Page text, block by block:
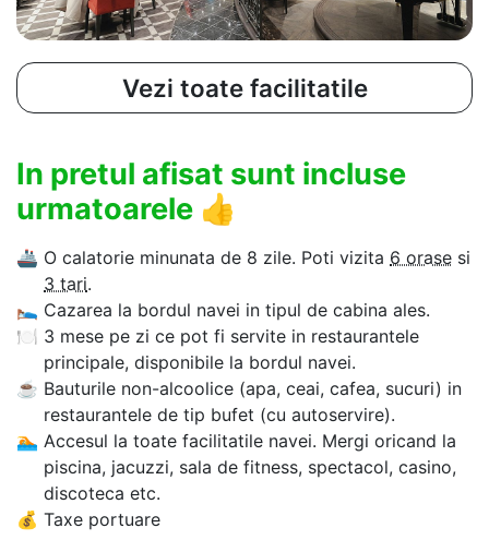
Vezi toate facilitatile
In pretul afisat sunt incluse
urmatoarele 👍
🚢 O calatorie minunata de 8 zile. Poti vizita 6 orase si
3 tari.
🛌 Cazarea la bordul navei in tipul de cabina ales.
🍽 3 mese pe zi ce pot fi servite in restaurantele
principale, disponibile la bordul navei.
☕ Bauturile non-alcoolice (apa, ceai, cafea, sucuri) in
restaurantele de tip bufet (cu autoservire).
🏊‍ Accesul la toate facilitatile navei. Mergi oricand la
piscina, jacuzzi, sala de fitness, spectacol, casino,
discoteca etc.
💰 Taxe portuare